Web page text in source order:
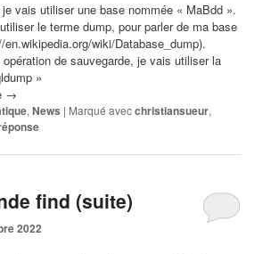
vais utiliser une base nommée « MaBdd ».
le terme dump, pour parler de ma base
en.wikipedia.org/wiki/Database_dump).
de sauvegarde, je vais utiliser la
»
→
,News | Marqué avecchristiansueur,
find (suite)
2022